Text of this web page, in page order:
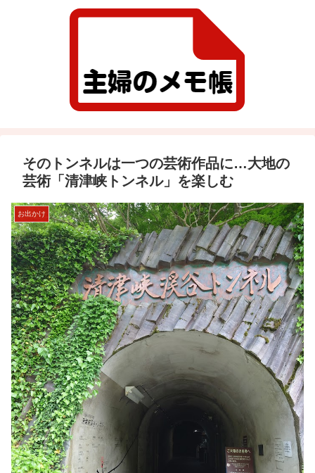
そのトンネルは一つの芸術作品に…大地の
芸術「清津峡トンネル」を楽しむ
お出かけ